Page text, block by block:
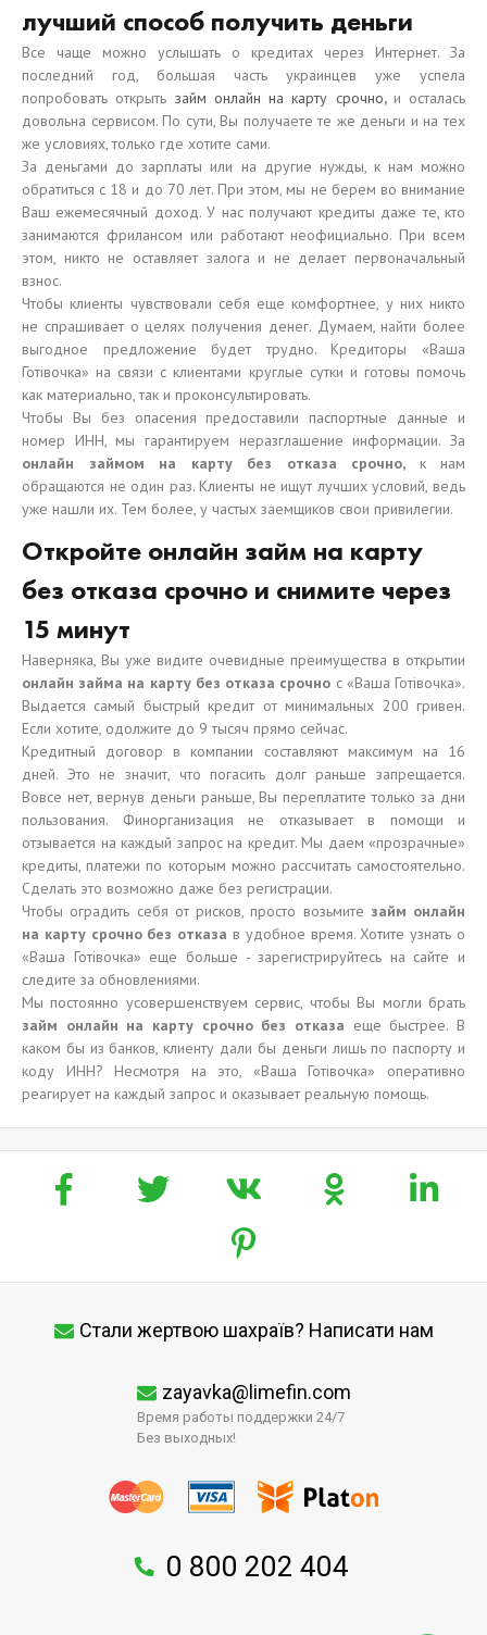
лучший способ получить деньги
Все чаще можно услышать о кредитах через Интернет. За
последний год, большая часть украинцев уже успела
попробовать открыть займ онлайн на карту срочно, и осталась
довольна сервисом. По сути, Вы получаете те же деньги и на тех
же условиях, только где хотите сами.
За деньгами до зарплаты или на другие нужды, к нам можно
обратиться с 18 и до 70 лет. При этом, мы не берем во внимание
Ваш ежемесячный доход. У нас получают кредиты даже те, кто
занимаются фрилансом или работают неофициально. При всем
этом, никто не оставляет залога и не делает первоначальный
взнос.
Чтобы клиенты чувствовали себя еще комфортнее, у них никто
не спрашивает о целях получения денег. Думаем, найти более
выгодное предложение будет трудно. Кредиторы «Ваша
Готівочка» на связи с клиентами круглые сутки и готовы помочь
как материально, так и проконсультировать.
Чтобы Вы без опасения предоставили паспортные данные и
номер ИНН, мы гарантируем неразглашение информации. За
онлайн займом на карту без отказа срочно, к нам
обращаются не один раз. Клиенты не ищут лучших условий, ведь
уже нашли их. Тем более, у частых заемщиков свои привилегии.
Откройте онлайн займ на карту
без отказа срочно и снимите через
15 минут
Наверняка, Вы уже видите очевидные преимущества в открытии
онлайн займа на карту без отказа срочно с «Ваша Готівочка».
Выдается самый быстрый кредит от минимальных 200 гривен.
Если хотите, одолжите до 9 тысяч прямо сейчас.
Кредитный договор в компании составляют максимум на 16
дней. Это не значит, что погасить долг раньше запрещается.
Вовсе нет, вернув деньги раньше, Вы переплатите только за дни
пользования. Финорганизация не отказывает в помощи и
отзывается на каждый запрос на кредит. Мы даем «прозрачные»
кредиты, платежи по которым можно рассчитать самостоятельно.
Сделать это возможно даже без регистрации.
Чтобы оградить себя от рисков, просто возьмите займ онлайн
на карту срочно без отказа в удобное время. Хотите узнать о
«Ваша Готівочка» еще больше - зарегистрируйтесь на сайте и
следите за обновлениями.
Мы постоянно усовершенствуем сервис, чтобы Вы могли брать
займ онлайн на карту срочно без отказа еще быстрее. В
каком бы из банков, клиенту дали бы деньги лишь по паспорту и
коду ИНН? Несмотря на это, «Ваша Готівочка» оперативно
реагирует на каждый запрос и оказывает реальную помощь.
Стали жертвою шахраїв? Написати нам
zayavka@limefin.com
Время работы поддержки 24/7
Без выходных!
0 800 202 404